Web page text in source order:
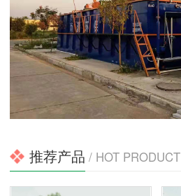
推荐产品 / HOT PRODUCT